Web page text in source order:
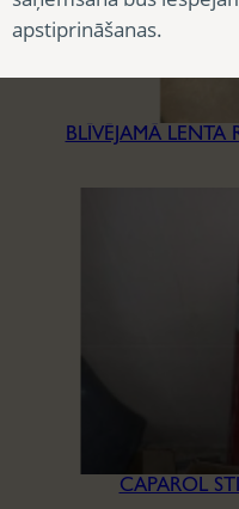
BLĪVĒJAMĀ LENTA
CAPAROL
apstiprināšanas.